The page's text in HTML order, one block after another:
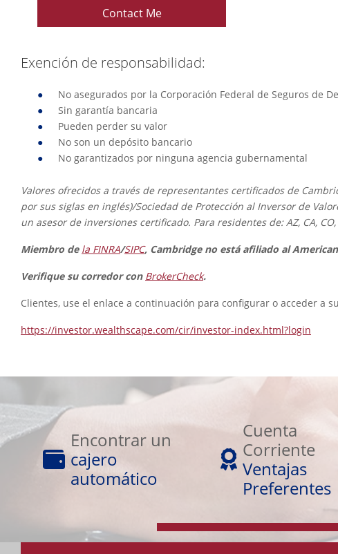
Contact Me
Exención de responsabilidad:
No asegurados por la Corporación Federal de Seguros de
Sin garantía bancaria
Pueden perder su valor
No son un depósito bancario
No garantizados por ninguna agencia gubernamental
Valores ofrecidos a través de representantes certificados de
por sus siglas en inglés)/Sociedad de Protección al Inversor de
un asesor de inversiones certificado. Para residentes de: AZ, CA, CO,
Miembro de la FINRA/SIPC, Cambridge no está afiliado al
Verifique su corredor con BrokerCheck.
Clientes, use el enlace a continuación para configurar o acceder a
https://investor.wealthscape.com/cir/investor-index.html?login
Encontrar un
cajero
automático
Encontrar
un
cajero
automático
Cuenta
Corriente
Ventajas
Preferentes
Corriente
Preferentes